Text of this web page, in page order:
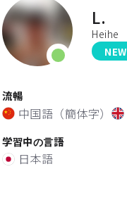
L.
Heihe
NEW
流暢
中国語（簡体字）
学習中の言語
日本語